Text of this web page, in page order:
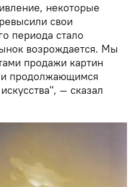
некоторые
свои
периода стало
возрождается. Мы
продажи картин
и продолжающимся
— сказал